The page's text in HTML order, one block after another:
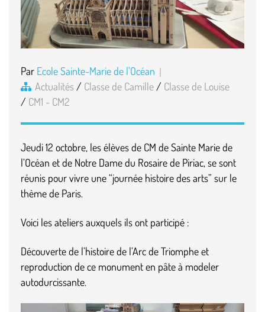
Par Ecole Sainte-Marie de l'Océan
Actualités / Classe de Camille / Classe de Louise
/ CM1 - CM2
Jeudi 12 octobre, les élèves de CM de Sainte Marie de
l’Océan et de Notre Dame du Rosaire de Piriac, se sont
réunis pour vivre une “journée histoire des arts” sur le
thème de Paris.
Voici les ateliers auxquels ils ont participé :
Découverte de l’histoire de l’Arc de Triomphe et
reproduction de ce monument en pâte à modeler
autodurcissante.